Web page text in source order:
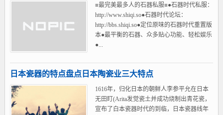
≡最完美最多人的石器私服≡●石器时代私服：
http://www.shiqi.so●石器时代论坛：
http://bbs.shiqi.so●定位原味的石器时代重置版
本●最平衡的石器、众多贴心功能、轻松娱乐
●...
日本瓷器的特点盘点日本陶瓷业三大特点
1616年，归化日本的朝鲜人李参平允在日本
无田盯(Arita发觉瓷土并成功烧制出青花瓷，
宣布了白本瓷器时代的到临，日本瓷器线年